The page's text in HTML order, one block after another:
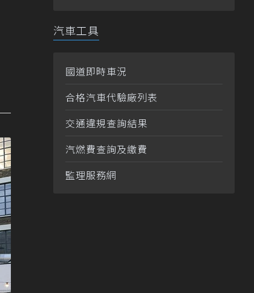
汽車工具
國道即時車況
合格汽車代驗廠列表
交通違規查詢結果
汽燃費查詢及繳費
監理服務網